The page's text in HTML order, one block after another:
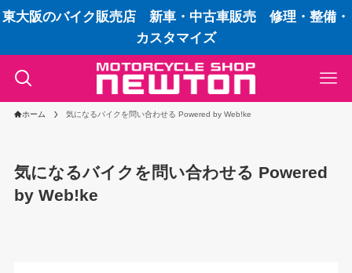
東大阪のバイク販売店 新車・中古車販売 修理・整備・
カスタマイズ
ホーム 気になるバイクを問い合わせる Powered by Web!ke
気になるバイクを問い合わせる Powered
by Web!ke